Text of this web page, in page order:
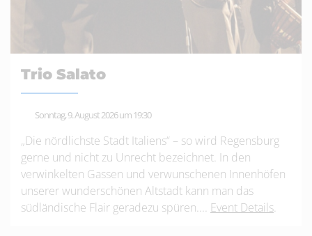
Trio Salato
Sonntag, 9. August 2026 um 19:30
„Die nördlichste Stadt Italiens“ – so wird Regensburg
gerne und nicht zu Unrecht bezeichnet. In den
verwinkelten Gassen und verwunschenen Innenhöfen
unserer wunderschönen Altstadt kann man das
südländische Flair geradezu spüren.... Event Details.